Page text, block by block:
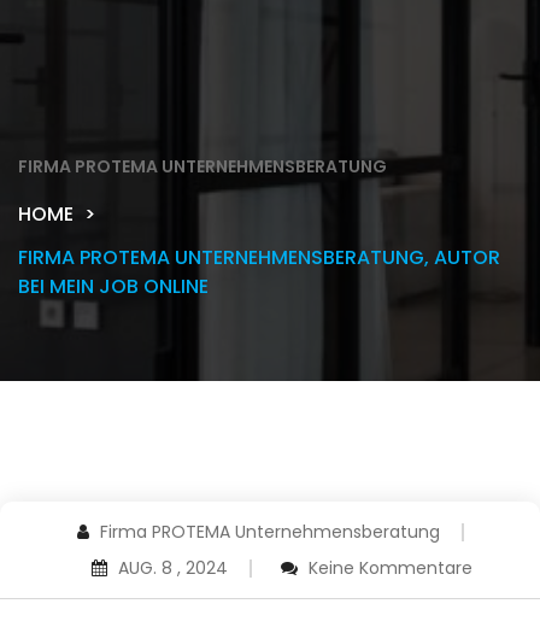
FIRMA PROTEMA UNTERNEHMENSBERATUNG
HOME
FIRMA PROTEMA UNTERNEHMENSBERATUNG, AUTOR
BEI MEIN JOB ONLINE
Firma PROTEMA Unternehmensberatung
AUG. 8 , 2024
Keine Kommentare